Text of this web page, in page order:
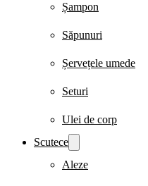
Șampon
Săpunuri
Șervețele umede
Seturi
Ulei de corp
Scutece
Aleze